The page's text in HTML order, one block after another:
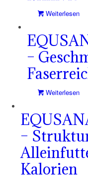
Weiterlesen
–
Weiterlesen
–
Kalorien